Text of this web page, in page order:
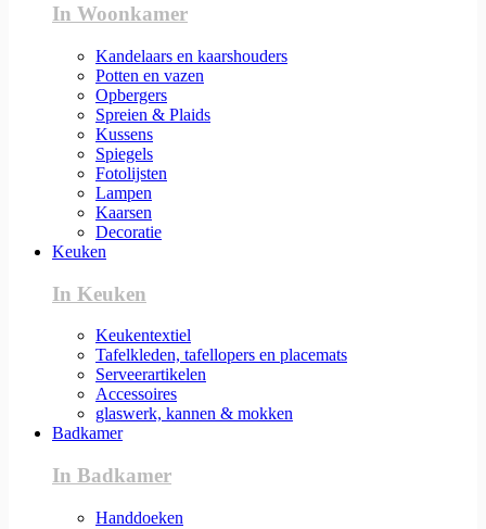
In Woonkamer
Kandelaars en kaarshouders
Potten en vazen
Opbergers
Spreien & Plaids
Kussens
Spiegels
Fotolijsten
Lampen
Kaarsen
Decoratie
Keuken
In Keuken
Keukentextiel
Tafelkleden, tafellopers en placemats
Serveerartikelen
Accessoires
glaswerk, kannen & mokken
Badkamer
In Badkamer
Handdoeken